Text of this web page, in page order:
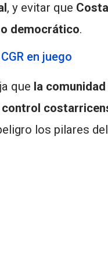
, y evitar que
democrático.
en juego
que la
los pilares del